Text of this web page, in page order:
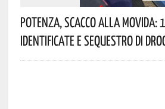
Potenza, Scacco Alla Movida:
Identificate E Sequestro Di